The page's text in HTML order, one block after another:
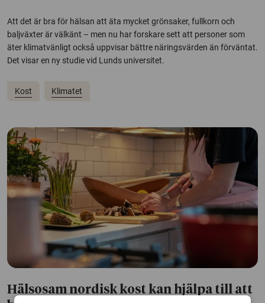
Att det är bra för hälsan att äta mycket grönsaker, fullkorn och
baljväxter är välkänt – men nu har forskare sett att personer som
äter klimatvänligt också uppvisar bättre näringsvärden än förväntat.
Det visar en ny studie vid Lunds universitet.
Kost Klimatet
Hälsosam nordisk kost kan hjälpa till att